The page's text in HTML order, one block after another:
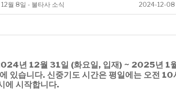
월 8일 - 불타사 소식 2024-12-08
년 12월 31일 (화요일, 입재) ~ 2025년 1
있습니다. 신중기도 시간은 평일에는 오전 10
에 시작합니다.